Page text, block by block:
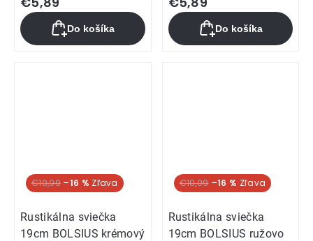
Do košíka Do košíka
€10,09 –16 %
Rustikálna sviečka
19cm BOLSIUS krémový
€10,09 –16 %
Rustikálna sviečka
19cm BOLSIUS ružovo